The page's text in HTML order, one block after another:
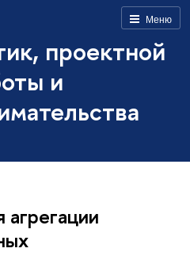
Меню
проектной
и